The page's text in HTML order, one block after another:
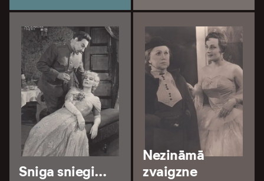
Sniga sniegi…
Nezināmā
zvaigzne